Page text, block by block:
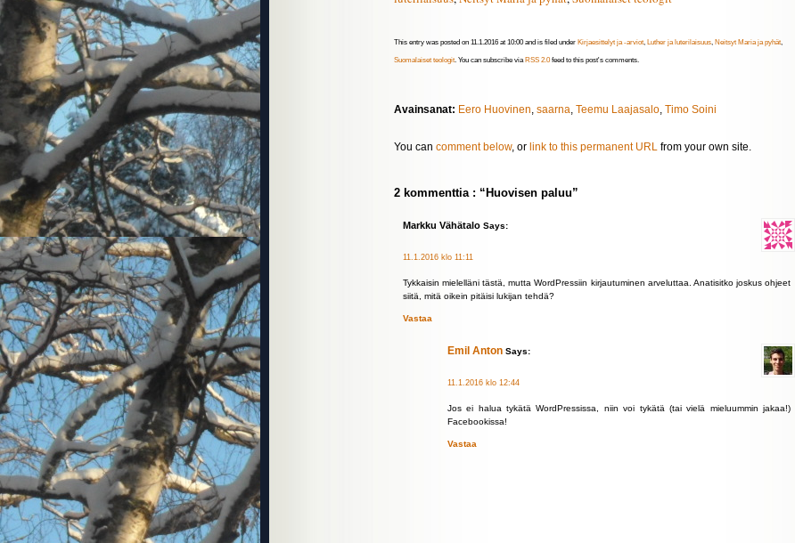
This entry was posted on 11.1.2016 at 10:00 and is filed under Kirjaesittelyt ja -arviot Luther ja luterilaisuus Neitsyt Maria ja pyhät
Suomalaiset teologit . You can subscribe via RSS 2.0feed to this post's comments.
Avainsanat: Eero Huovinen saarna Teemu Laajasalo Timo Soini
You can comment below, or link to this permanent URL from your own site.
2 kommenttia : “Huovisen paluu”
Markku Vähätalo Says:
11.1.2016 klo 11:11
Tykkaisin mielelläni tästä, mutta WordPressiin kirjautuminen arveluttaa. Anatisitko joskus ohjeet
siitä, mitä oikein pitäisi lukijan tehdä?
Vastaa
Emil Anton Says:
11.1.2016 klo 12:44
Jos ei halua tykätä WordPressissa, niin voi tykätä (tai vielä mieluummin jakaa!)
Facebookissa!
Vastaa